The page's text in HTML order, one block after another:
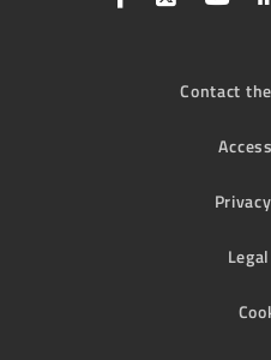
Contact